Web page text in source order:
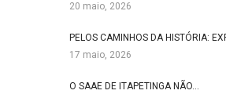
20 maio, 2026
PELOS CAMINHOS DA HISTÓRIA:
17 maio, 2026
O SAAE DE ITAPETINGA NÃO…